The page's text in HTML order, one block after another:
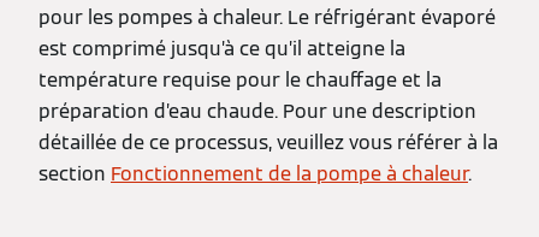
pour les pompes à chaleur. Le réfrigérant évaporé
est comprimé jusqu’à ce qu’il atteigne la
température requise pour le chauffage et la
préparation d’eau chaude. Pour une description
détaillée de ce processus, veuillez vous référer à la
section Fonctionnement de la pompe à chaleur.